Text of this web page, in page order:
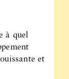
à quel
et